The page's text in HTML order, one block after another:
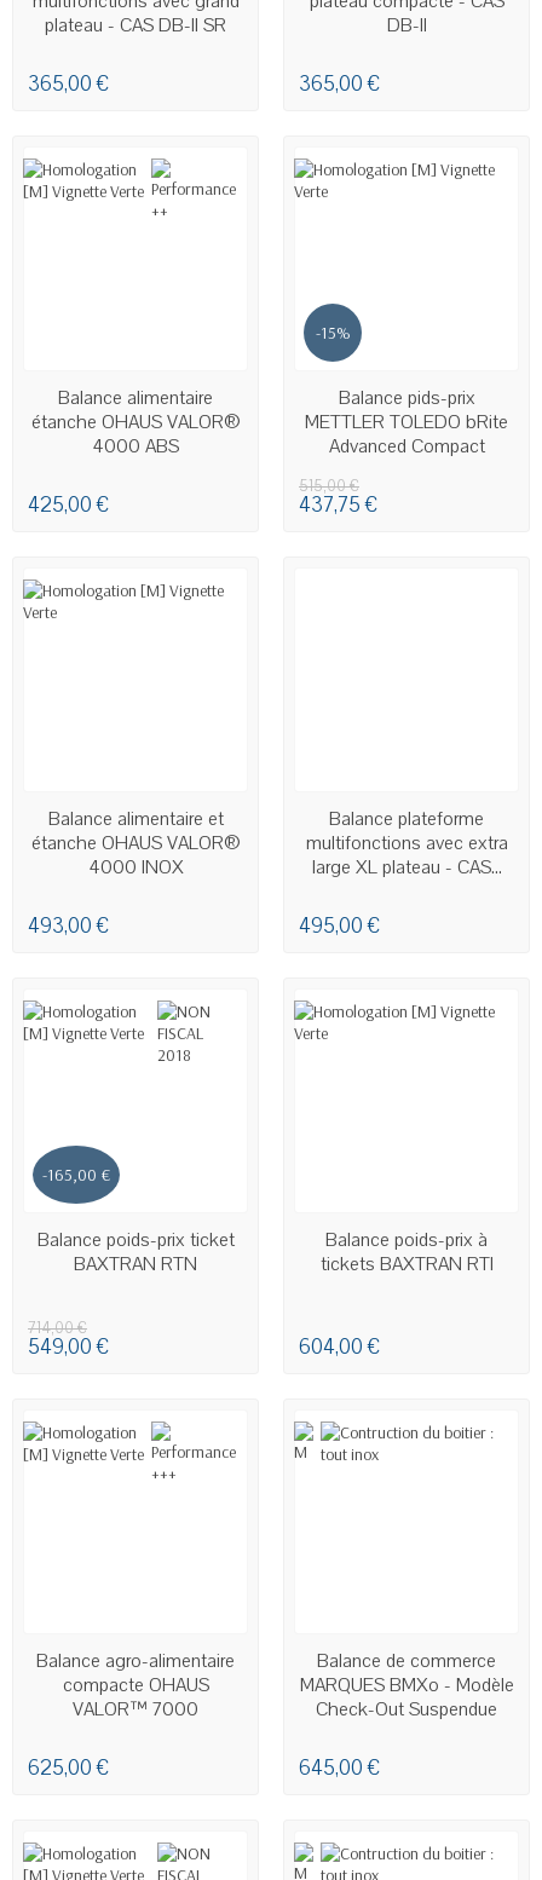
plateau - CAS DB-II SR
365,00 €
DB-II
365,00 €
EN STOCK
Balance alimentaire
étanche OHAUS VALOR®
4000 ABS
425,00 €
-15%
DERNIERS ARTICLES EN STOCK
Balance pids-prix
METTLER TOLEDO bRite
Advanced Compact
515,00 €
437,75 €
EN STOCK
Balance alimentaire et
étanche OHAUS VALOR®
4000 INOX
493,00 €
EN STOCK - LIVRAISON SOUS
24H00 À 48H00
Balance plateforme
multifonctions avec extra
large XL plateau - CAS...
495,00 €
-165,00 €
Balance poids-prix ticket
BAXTRAN RTN
714,00 €
549,00 €
PRÉCOMMANDE
Balance poids-prix à
tickets BAXTRAN RTI
604,00 €
EN STOCK
Balance agro-alimentaire
compacte OHAUS
VALOR™ 7000
625,00 €
EN STOCK
Balance de commerce
MARQUES BMXo - Modèle
Check-Out Suspendue
645,00 €